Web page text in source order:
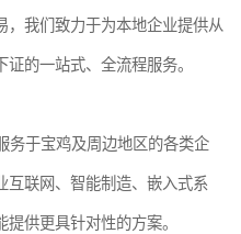
，我们致力于为本地企业提供从
的一站式、全流程服务。
务于宝鸡及周边地区的各类企
互联网、智能制造、嵌入式系
供更具针对性的方案。